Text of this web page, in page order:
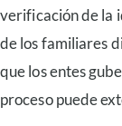
verificación de la
de los familiares
que los entes
proceso puede